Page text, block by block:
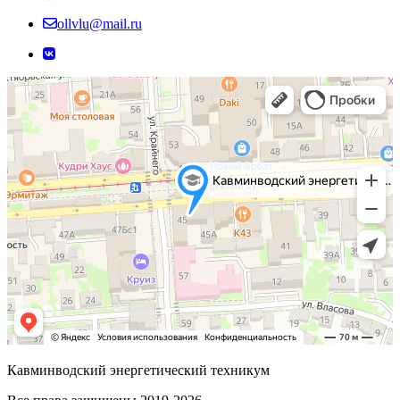
ollvlu@mail.ru
Кавминводский энергетический техникум